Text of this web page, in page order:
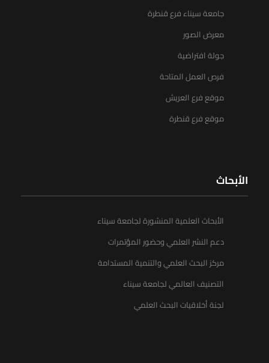
جامعة سيناء فرع قنطرة
معرض الصور
جولة افتراضية
فرص العمل المتاحة
موقع فرع العريش
موقع فرع قنطرة
الأبحاث
الأبحاث العلمية المنشورة لجامعة سيناء
دعم النشر العلمي وحضور المؤتمرات
مركز البحث العلمي والتنمية المستدامة
التصنيف العالمي لجامعة سيناء
لجنة أخلاقيات البحث العلمي